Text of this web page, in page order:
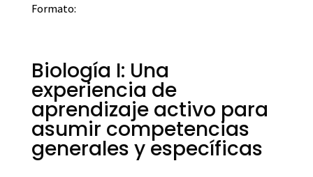
Formato:
Biología I: Una
experiencia de
aprendizaje activo para
asumir competencias
generales y específicas